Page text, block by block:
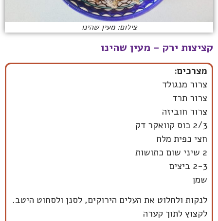
צילום: מעין שהינו
קציצות ירק - מעין שהינו
מצרכים:
צרור מנגולד
צרור תרד
צרור חוביזה
2/3 כוס קוואקר דק
חצי כפית מלח
2 שיני שום כתושות
2-3 ביצים
שמן
לנקות ולחלוט את העלים הירוקים, לסנן ולסחוט היטב.
לקצוץ לתוך קערה